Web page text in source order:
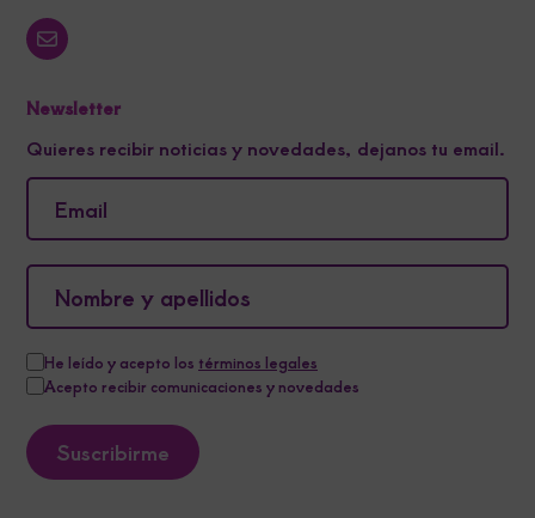
Newsletter
Quieres recibir noticias y novedades, dejanos tu email.
He leído y acepto los términos legales
Acepto recibir comunicaciones y novedades